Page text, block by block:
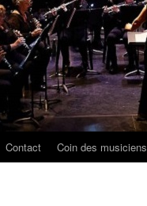
Contact Coin des musiciens